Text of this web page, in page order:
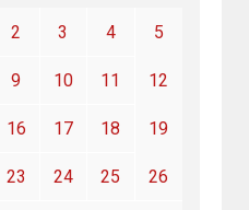
2 3 4 5
9 10 11 12
16 17 18 19
23 24 25 26